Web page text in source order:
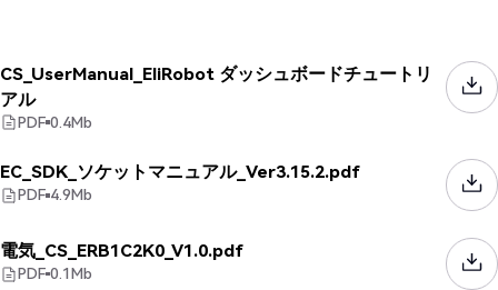
CS_UserManual_EliRobot ダッシュボードチュートリ
アル
PDF 0.4Mb
EC_SDK_ソケットマニュアル_Ver3.15.2.pdf
PDF 4.9Mb
電気_CS_ERB1C2K0_V1.0.pdf
PDF 0.1Mb